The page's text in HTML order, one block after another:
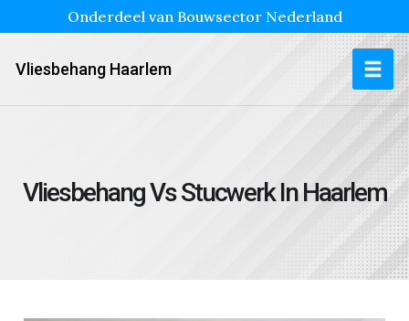
Onderdeel van Bouwsector Nederland
Vliesbehang Haarlem
Vliesbehang Vs Stucwerk In Haarlem